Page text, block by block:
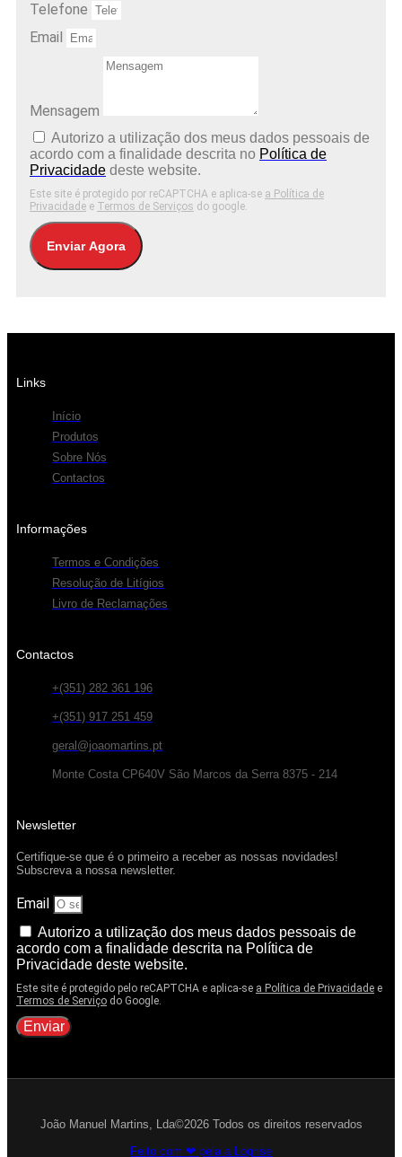
Telefone
Email
Mensagem
Autorizo ​​a utilização dos meus dados pessoais de
acordo com a finalidade descrita no Política de
Privacidade deste website.
Este site é protegido por reCAPTCHA e aplica-se a Política de
Privacidade e Termos de Serviços do google.
Enviar Agora
Links
Início
Produtos
Sobre Nós
Contactos
Informações
Termos e Condições
Resolução de Litígios
Livro de Reclamações
Contactos
+(351) 282 361 196
+(351) 917 251 459
geral@joaomartins.pt
Monte Costa CP640V São Marcos da Serra 8375 - 214
Newsletter
Certifique-se que é o primeiro a receber as nossas novidades!
Subscreva a nossa newsletter.
Email
Autorizo a utilização dos meus dados pessoais de
acordo com a finalidade descrita na Política de
Privacidade deste website.
Este site é protegido pelo reCAPTCHA e aplica-se a Política de Privacidade e
Termos de Serviço do Google.
Enviar
João Manuel Martins, Lda©2026 Todos os direitos reservados
Feito com ❤ pela a Logrise